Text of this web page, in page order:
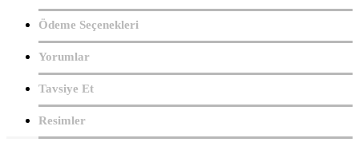
Ödeme Seçenekleri
Yorumlar
Tavsiye Et
Resimler